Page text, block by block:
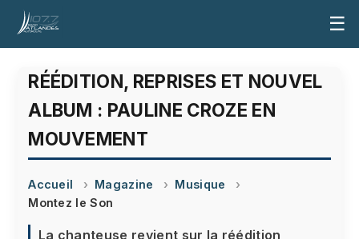
☰
RÉÉDITION, REPRISES ET NOUVEL
ALBUM : PAULINE CROZE EN
MOUVEMENT
Accueil Magazine
Musique
Montez le Son
La chanteuse revient sur la réédition